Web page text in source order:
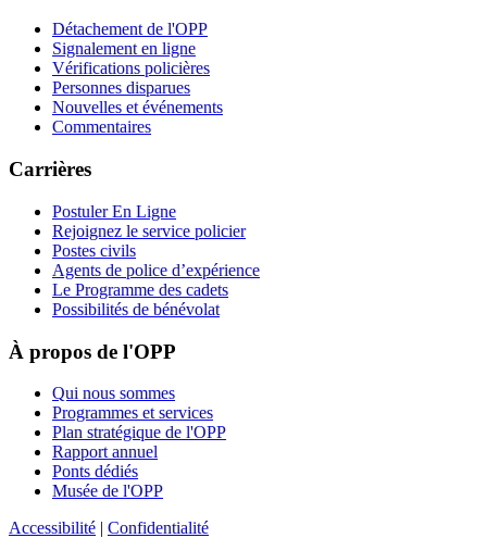
Détachement de l'OPP
Signalement en ligne
Vérifications policières
Personnes disparues
Nouvelles et événements
Commentaires
Carrières
Postuler En Ligne
Rejoignez le service policier
Postes civils
Agents de police d’expérience
Le Programme des cadets
Possibilités de bénévolat
À propos de l'OPP
Qui nous sommes
Programmes et services
Plan stratégique de l'OPP
Rapport annuel
Ponts dédiés
Musée de l'OPP
Accessibilité | Confidentialité